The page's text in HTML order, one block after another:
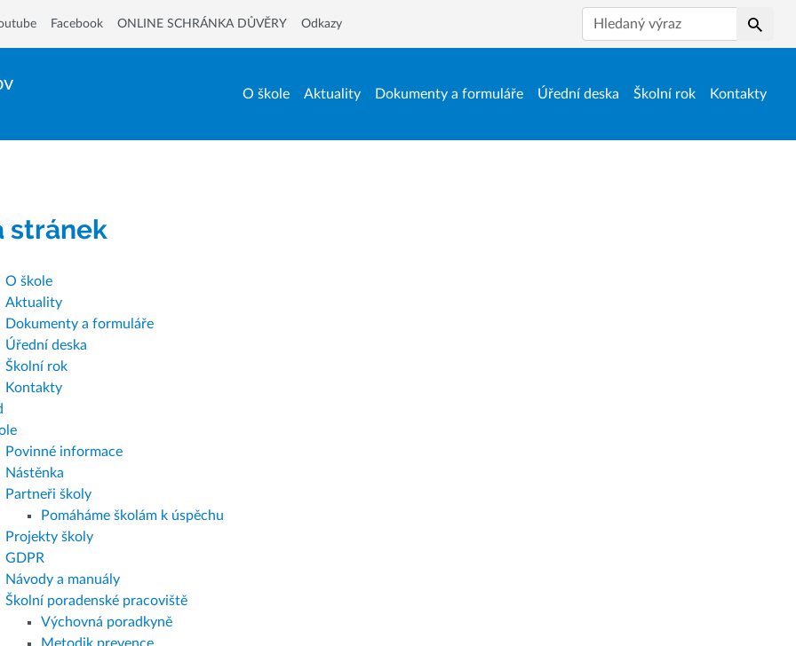
O škole Aktuality Dokumenty a formuláře Úřední deska Školní rok Kontakty
Facebook ONLINE SCHRÁNKA DŮVĚRY Odkazy
Hledat
stránek
O škole
Aktuality
Dokumenty a formuláře
Úřední deska
Školní rok
Kontakty
Povinné informace
Nástěnka
Partneři školy
Pomáháme školám k úspěchu
Projekty školy
GDPR
Návody a manuály
Školní poradenské pracoviště
Výchovná poradkyně